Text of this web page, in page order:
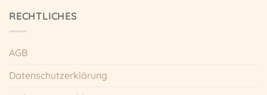
RECHTLICHES
AGB
Datenschutzerklärung